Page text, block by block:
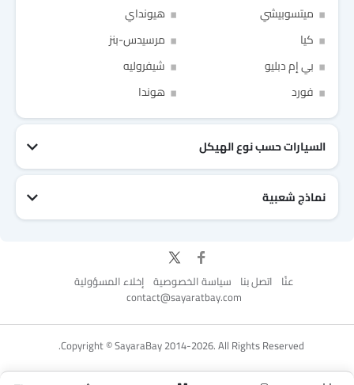
ميتسوبيشي
هيونداي
كيا
مرسيدس-بنز
بي إم دبليو
شيفروليه
فورد
هوندا
السيارات حسب نوع الهيكل
نماذج شعبية
عنّا اتصل بنا سياسة الخصوصية إخلاء المسؤولية
contact@sayaratbay.com
Copyright © SayaraBay 2014-2026. All Rights Reserved.
المعلومات الشخصية
for Better Experience & Regular updates
I have read and agree to theشروط الاستخدامand سياسة
Link Your Google Account
Link Your Facebook Account